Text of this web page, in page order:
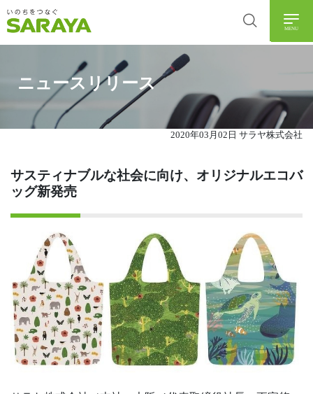
MENU
ニュースリリース
2020年03月02日 サラヤ株式会社
サスティナブルな社会に向け、オリジナルエコバ
ッグ新発売